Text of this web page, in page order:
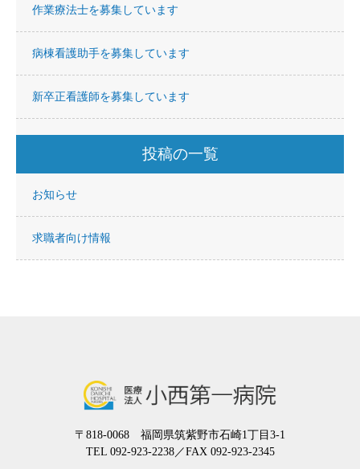
作業療法士を募集しています
病棟看護助手を募集しています
新卒正看護師を募集しています
投稿の一覧
お知らせ
求職者向け情報
〒818-0068 福岡県筑紫野市石崎1丁目3-1
TEL 092-923-2238／FAX 092-923-2345